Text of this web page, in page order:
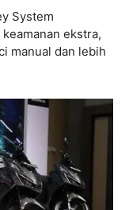
System
ekstra,
manual dan lebih